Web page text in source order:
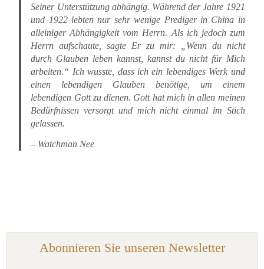
Seiner Unterstützung abhängig. Während der Jahre 1921
und 1922 lebten nur sehr wenige Prediger in China in
alleiniger Abhängigkeit vom Herrn. Als ich jedoch zum
Herrn aufschaute, sagte Er zu mir: „Wenn du nicht
durch Glauben leben kannst, kannst du nicht für Mich
arbeiten.“ Ich wusste, dass ich ein lebendiges Werk und
einen lebendigen Glauben benötige, um einem
lebendigen Gott zu dienen. Gott hat mich in allen meinen
Bedürfnissen versorgt und mich nicht einmal im Stich
gelassen.
– Watchman Nee
Abonnieren Sie unseren Newsletter